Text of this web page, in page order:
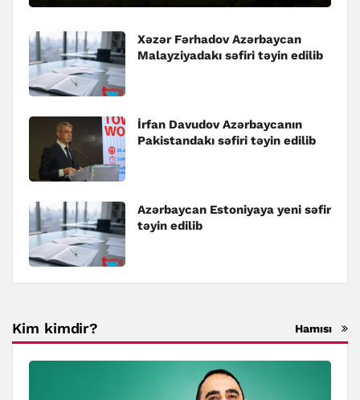
Xəzər Fərhadov Azərbaycan
Malayziyadakı səfiri təyin edilib
İrfan Davudov Azərbaycanın
Pakistandakı səfiri təyin edilib
Azərbaycan Estoniyaya yeni səfir
təyin edilib
Kim kimdir? Hamısı